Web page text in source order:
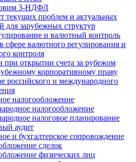
3-НДФЛ
текущих проблем и актуальных
для зарубежных структур
и валютный контроль
сфере валютного регулирования и
контроля
при открытии счета за рубежом
корпоративному праву
российского и международного
налогообложение
налогообложение
налоговое планирование
аудит
и бухгалтерское сопровождение
сделок
физических лиц